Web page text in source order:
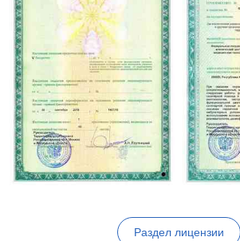
Раздел лицензии